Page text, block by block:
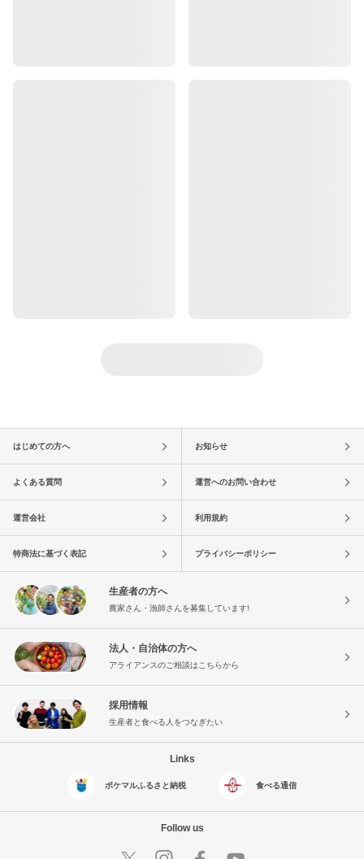
はじめての方へ お知らせ
よくある質問 運営へのお問い合わせ
運営会社 利用規約
特商法に基づく表記 プライバシーポリシー
生産者の方へ
農家さん・漁師さんを募集しています!
法人・自治体の方へ
アライアンスのご相談はこちらから
採用情報
生産者と食べる人をつなぎたい
Links
ポケマルふるさと納税 食べる通信
Follow us